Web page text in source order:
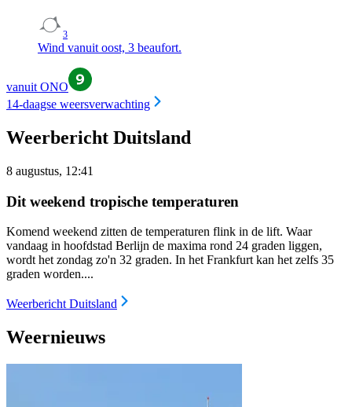
3
Wind vanuit oost, 3 beaufort.
vanuit ONO
14-daagse weersverwachting
Weerbericht Duitsland
8 augustus, 12:41
Dit weekend tropische temperaturen
Komend weekend zitten de temperaturen flink in de lift. Waar
vandaag in hoofdstad Berlijn de maxima rond 24 graden liggen,
wordt het zondag zo'n 32 graden. In het Frankfurt kan het zelfs 35
graden worden....
Weerbericht Duitsland
Weernieuws